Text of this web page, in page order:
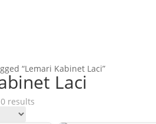
“Lemari Kabinet Laci”
Laci
results